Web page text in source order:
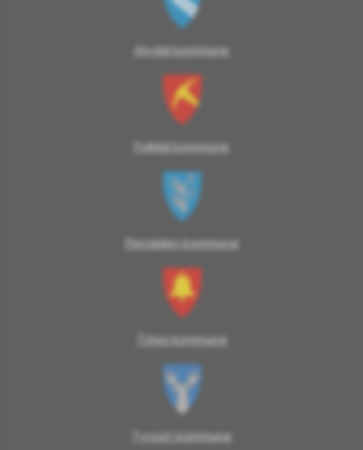
Alvdal kommune
Folldal kommune
Rendalen kommune
Tolga kommune
Tynset kommune